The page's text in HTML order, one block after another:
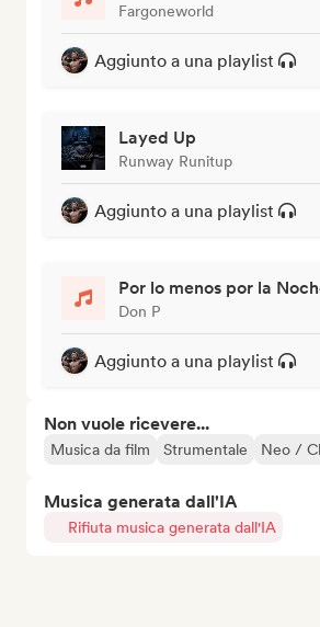
Fargoneworld
Aggiunto a una playlist
Layed Up
Runway Runitup
Aggiunto a una playlist
Por lo menos por la
Don P
Aggiunto a una playlist
Non vuole ricevere...
Musica da film Strumentale Neo /
Musica generata dall'IA
Rifiuta musica generata dall'IA